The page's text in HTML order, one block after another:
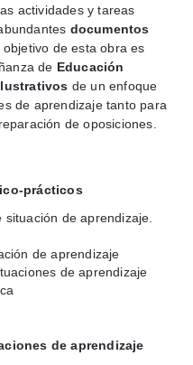
actividades y tareas
documentos
objetivo de esta obra es
de Educación
de un enfoque
de aprendizaje tanto para
de oposiciones.
prácticos
de aprendizaje.
de aprendizaje
de aprendizaje
de aprendizaje